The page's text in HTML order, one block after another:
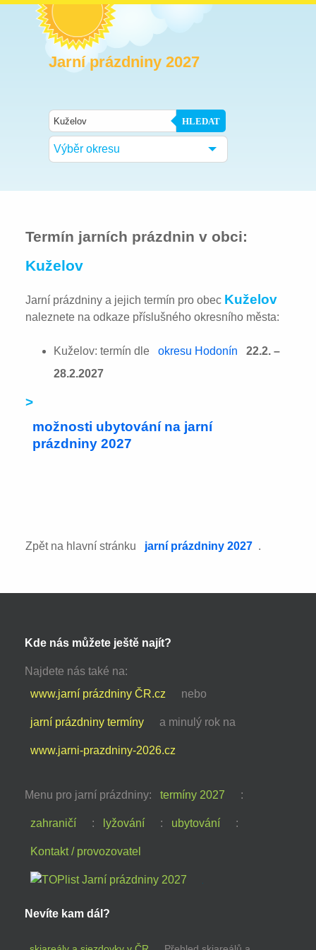
Jarní prázdniny 2027
HLEDAT
Výběr okresu
Termín jarních prázdnin v obci:
Kuželov
Jarní prázdniny a jejich termín pro obec Kuželov
naleznete na odkaze příslušného okresního města:
Kuželov: termín dle okresu Hodonín
22.2. –
28.2.2027
>
možnosti ubytování na jarní
prázdniny 2027
Zpět na hlavní stránku jarní prázdniny 2027 .
Kde nás můžete ještě najít?
Najdete nás také na:
www.jarní prázdniny ČR.cz
nebo
jarní prázdniny termíny a minulý rok na
www.jarni-prazdniny-2026.cz
Menu pro jarní prázdniny: termíny 2027 :
zahraničí : lyžování : ubytování :
Kontakt / provozovatel
Nevíte kam dál?